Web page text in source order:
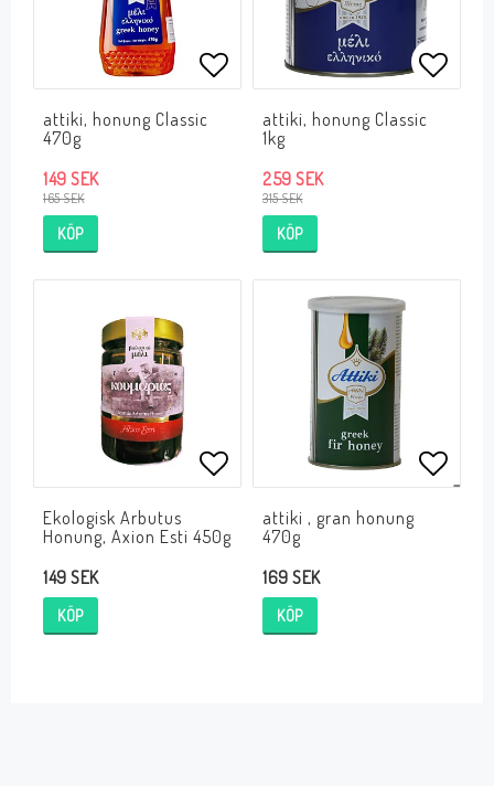
Lägg till i favoritlistan
attiki, honung Classic
470g
165 SEK
149 SEK
KÖP
Lägg
attiki, honung Classic
1kg
315 SEK
259 SEK
KÖP
Lägg till i favoritlistan
Ekologisk Arbutus
Honung, Axion Esti 450g
149 SEK
KÖP
attiki , gran honung
470g
169 SEK
KÖP